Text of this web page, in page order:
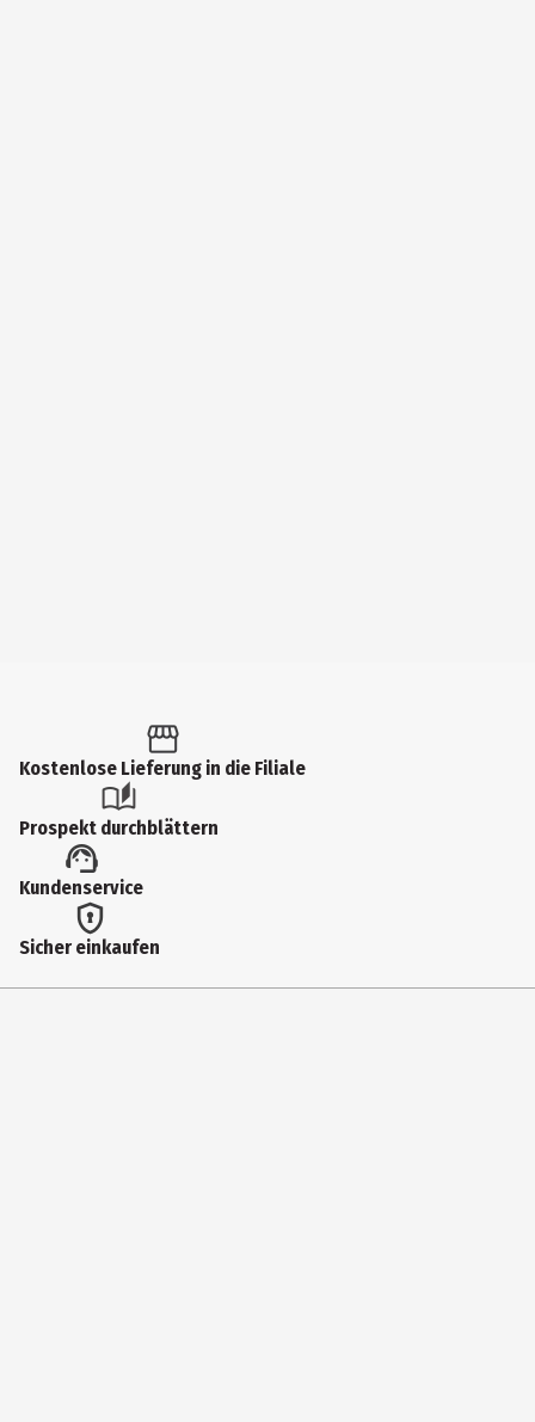
Kostenlose Lieferung in die Filiale
Prospekt durchblättern
Kundenservice
Sicher einkaufen